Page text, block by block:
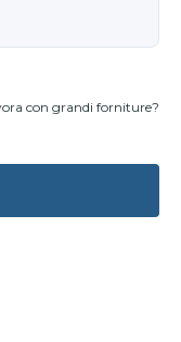
con grandi forniture?